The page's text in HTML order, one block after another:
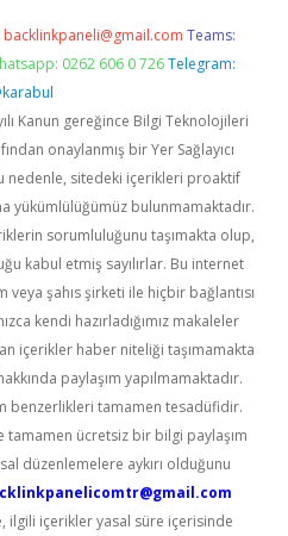
backlinkpaneli@gmail.com Teams:
0262 606 0 726 Telegram:
Kanun gereğince Bilgi Teknolojileri
onaylanmış bir Yer Sağlayıcı
nedenle, sitedeki içerikleri proaktif
yükümlülüğümüz bulunmamaktadır.
sorumluluğunu taşımakta olup,
kabul etmiş sayılırlar. Bu internet
şahıs şirketi ile hiçbir bağlantısı
kendi hazırladığımız makaleler
içerikler haber niteliği taşımamakta
paylaşım yapılmamaktadır.
benzerlikleri tamamen tesadüfidir.
tamamen ücretsiz bir bilgi paylaşım
düzenlemelere aykırı olduğunu
ilgili içerikler yasal süre içerisinde